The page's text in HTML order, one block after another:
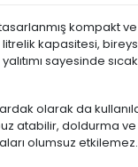
kompakt ve
kapasitesi,
sayesinde
olarak da
atabilir, doldurma
olumsuz